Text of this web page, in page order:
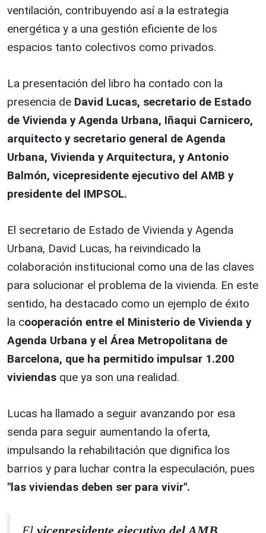
ventilación, contribuyendo así a la estrategia
energética y a una gestión eficiente de los
espacios tanto colectivos como privados.
La presentación del libro ha contado con la
presencia de David Lucas, secretario de Estado
de Vivienda y Agenda Urbana, Iñaqui Carnicero,
arquitecto y secretario general de Agenda
Urbana, Vivienda y Arquitectura, y Antonio
Balmón, vicepresidente ejecutivo del AMB y
presidente del IMPSOL.
El secretario de Estado de Vivienda y Agenda
Urbana, David Lucas, ha reivindicado la
colaboración institucional como una de las claves
para solucionar el problema de la vivienda. En este
sentido, ha destacado como un ejemplo de éxito
la cooperación entre el Ministerio de Vivienda y
Agenda Urbana y el Área Metropolitana de
Barcelona, que ha permitido impulsar 1.200
viviendas que ya son una realidad.
Lucas ha llamado a seguir avanzando por esa
senda para seguir aumentando la oferta,
impulsando la rehabilitación que dignifica los
barrios y para luchar contra la especulación, pues
"las viviendas deben ser para vivir".